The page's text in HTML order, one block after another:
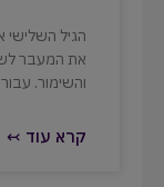
הגיל השלישי
את המעבר
והשימור.
קרא עוד ↢